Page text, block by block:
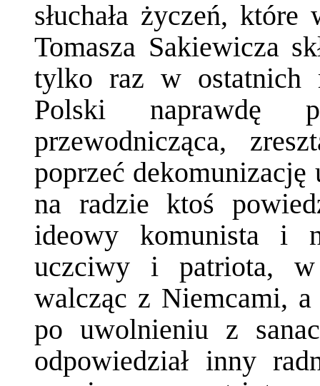
słuchała życzeń,
Tomasza Sakiewicza
tylko raz w ostatnich
Polski naprawdę
przewodnicząca,
poprzeć
na radzie ktoś
ideowy komunista i
uczciwy i patriota, w
walcząc z Niemcami, a
po uwolnieniu z
odpowiedział inny